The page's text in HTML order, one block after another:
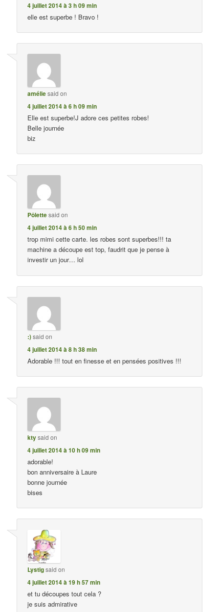
4 juillet 2014 à 3 h 09 min
elle est superbe ! Bravo !
améliesaid on
4 juillet 2014 à 6 h 09 min
Elle est superbe!J adore ces petites robes!
Belle journée
biz
Pôlettesaid on
4 juillet 2014 à 6 h 50 min
trop mimi cette carte. les robes sont superbes!!! ta
machine a découpe est top, faudrit que je pense à
investir un jour… lol
:)said on
4 juillet 2014 à 8 h 38 min
Adorable !!! tout en finesse et en pensées positives !!!
ktysaid on
4 juillet 2014 à 10 h 09 min
adorable!
bon anniversaire à Laure
bonne journée
bises
Lystigsaid on
4 juillet 2014 à 19 h 57 min
et tu découpes tout cela ?
je suis admirative